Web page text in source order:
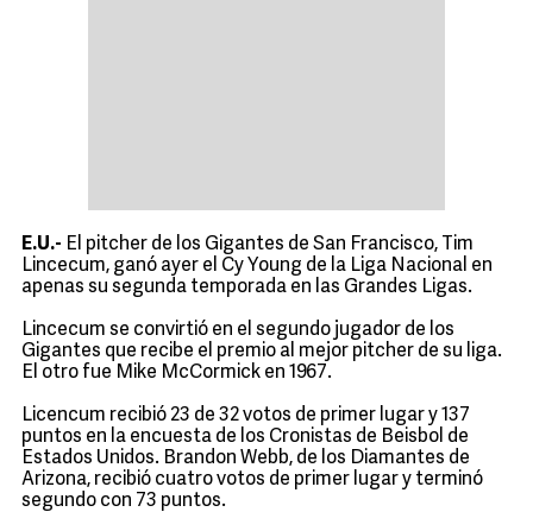
E.U.- El pitcher de los Gigantes de San Francisco, Tim
Lincecum, ganó ayer el Cy Young de la Liga Nacional en
apenas su segunda temporada en las Grandes Ligas.
Lincecum se convirtió en el segundo jugador de los
Gigantes que recibe el premio al mejor pitcher de su liga.
El otro fue Mike McCormick en 1967.
Licencum recibió 23 de 32 votos de primer lugar y 137
puntos en la encuesta de los Cronistas de Beisbol de
Estados Unidos. Brandon Webb, de los Diamantes de
Arizona, recibió cuatro votos de primer lugar y terminó
segundo con 73 puntos.